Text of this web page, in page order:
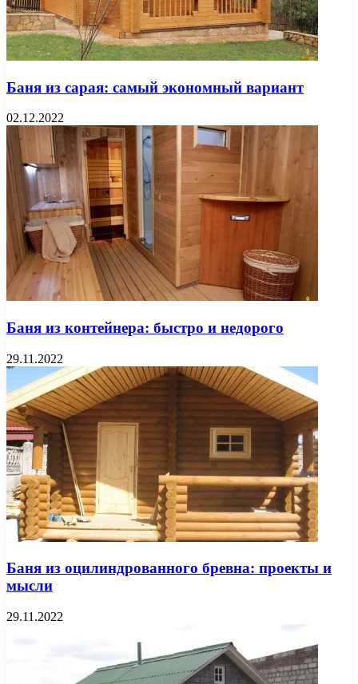
Баня из сарая: самый экономный вариант
02.12.2022
Баня из контейнера: быстро и недорого
29.11.2022
Баня из оцилиндрованного бревна: проекты и
мысли
29.11.2022